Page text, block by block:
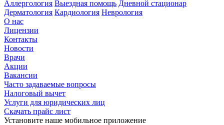
Аллергология Выездная помощь Дневной стационар
Дерматология Кардиология Неврология
О нас
Лицензии
Контакты
Новости
Врачи
Акции
Вакансии
Часто задаваемые вопросы
Налоговый вычет
Услуги для юридических лиц
Скачать прайс лист
Установите наше мобильное приложение